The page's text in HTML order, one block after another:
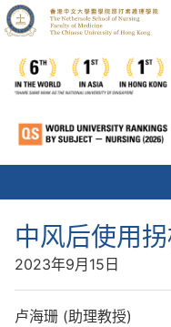
中风后使用
2023年9月15日
卢海珊 (助理教授)